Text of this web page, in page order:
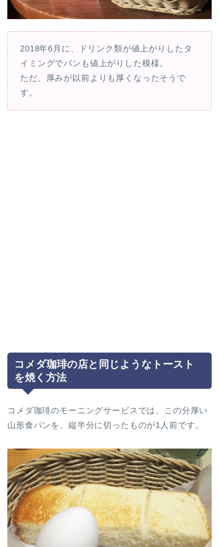
2018年6月に、ドリンク類が値上がりしたタ
イミングでパンも値上がりした模様。
ただ、厚みが以前よりも厚くなったそうで
す。
コメダ珈琲の店と同じようなトースト
を焼く方法
コメダ珈琲のモーニングサービスでは、この分厚い
山形食パンを、縦半分に切ったものが1人前です。